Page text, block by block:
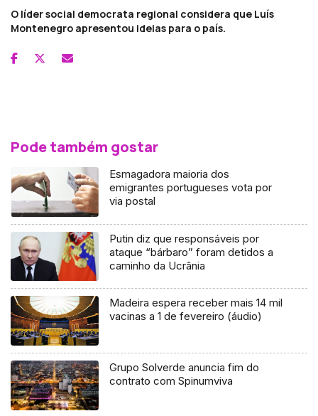
O líder social democrata regional considera que Luís
Montenegro apresentou ideias para o país.
Pode também gostar
Esmagadora maioria dos
emigrantes portugueses vota por
via postal
Putin diz que responsáveis por
ataque “bárbaro” foram detidos a
caminho da Ucrânia
Madeira espera receber mais 14 mil
vacinas a 1 de fevereiro (áudio)
Grupo Solverde anuncia fim do
contrato com Spinumviva